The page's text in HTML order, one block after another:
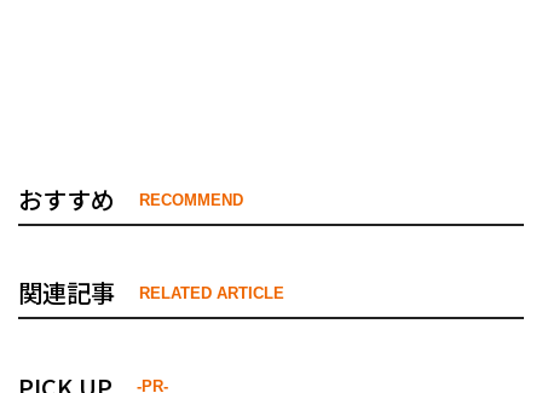
おすすめ RECOMMEND
関連記事 RELATED ARTICLE
-PR-